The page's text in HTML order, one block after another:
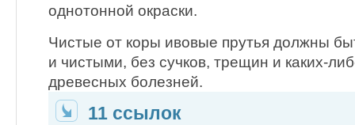
однотонной окраски.
Чистые от коры ивовые прутья должны
и чистыми, без сучков, трещин и каких-
древесных болезней.
11 ссылок